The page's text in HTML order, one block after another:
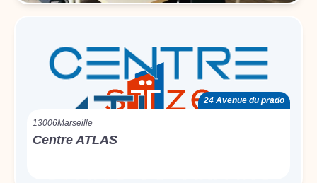
24 Avenue du prado
13006Marseille
Centre ATLAS